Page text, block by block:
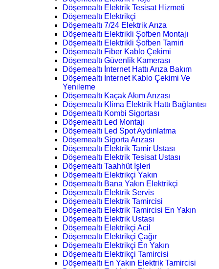
Döşemealtı Elektrik Tesisat Hizmeti
Döşemealtı Elektrikçi
Döşemealtı 7/24 Elektrik Arıza
Döşemealtı Elektrikli Şofben Montajı
Döşemealtı Elektrikli Şofben Tamiri
Döşemealtı Fiber Kablo Çekimi
Döşemealtı Güvenlik Kamerası
Döşemealtı İnternet Hattı Arıza Bakım
Döşemealtı İnternet Kablo Çekimi Ve
Yenileme
Döşemealtı Kaçak Akım Arızası
Döşemealtı Klima Elektrik Hattı Bağlantısı
Döşemealtı Kombi Sigortası
Döşemealtı Led Montajı
Döşemealtı Led Spot Aydınlatma
Döşemealtı Sigorta Arızası
Döşemealtı Elektrik Tamir Ustası
Döşemealtı Elektrik Tesisat Ustası
Döşemealtı Taahhüt İşleri
Döşemealtı Elektrikçi Yakın
Döşemealtı Bana Yakın Elektrikçi
Döşemealtı Elektrik Servis
Döşemealtı Elektrik Tamircisi
Döşemealtı Elektrik Tamircisi En Yakın
Döşemealtı Elektrik Ustası
Döşemealtı Elektrikçi Acil
Döşemealtı Elektrikçi Çağır
Döşemealtı Elektrikçi En Yakın
Döşemealtı Elektrikçi Tamircisi
Döşemealtı En Yakın Elektrik Tamircisi